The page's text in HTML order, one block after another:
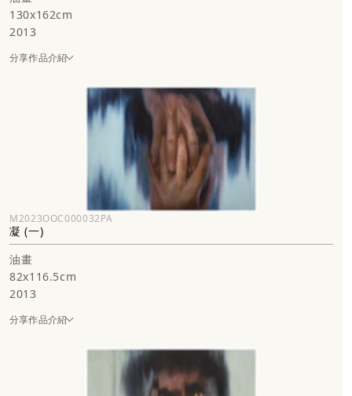
130x162cm
2013
分享作品介紹
M2023OOC000032PA
凝 (一)
油畫
82x116.5cm
2013
分享作品介紹